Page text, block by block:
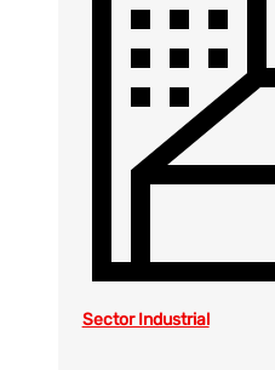
Sector Industrial